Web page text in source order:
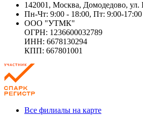
142001, Москва, Домодедово,
Пн-Чт: 9:00 - 18:00, Пт: 9:00-17:00
ООО "УТМК"
ОГРН: 1236600032789
ИНН: 6678130294
КПП: 667801001
Все филиалы на карте